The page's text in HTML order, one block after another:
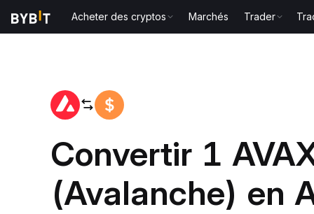
Acheter des cryptos Marchés Trader
Convertir 1
(Avalanche) en